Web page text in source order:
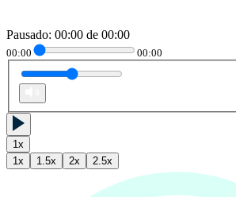
Pausado: 00:00 de 00:00
00:00 00:00
1x
1x 1.5x 2x 2.5x